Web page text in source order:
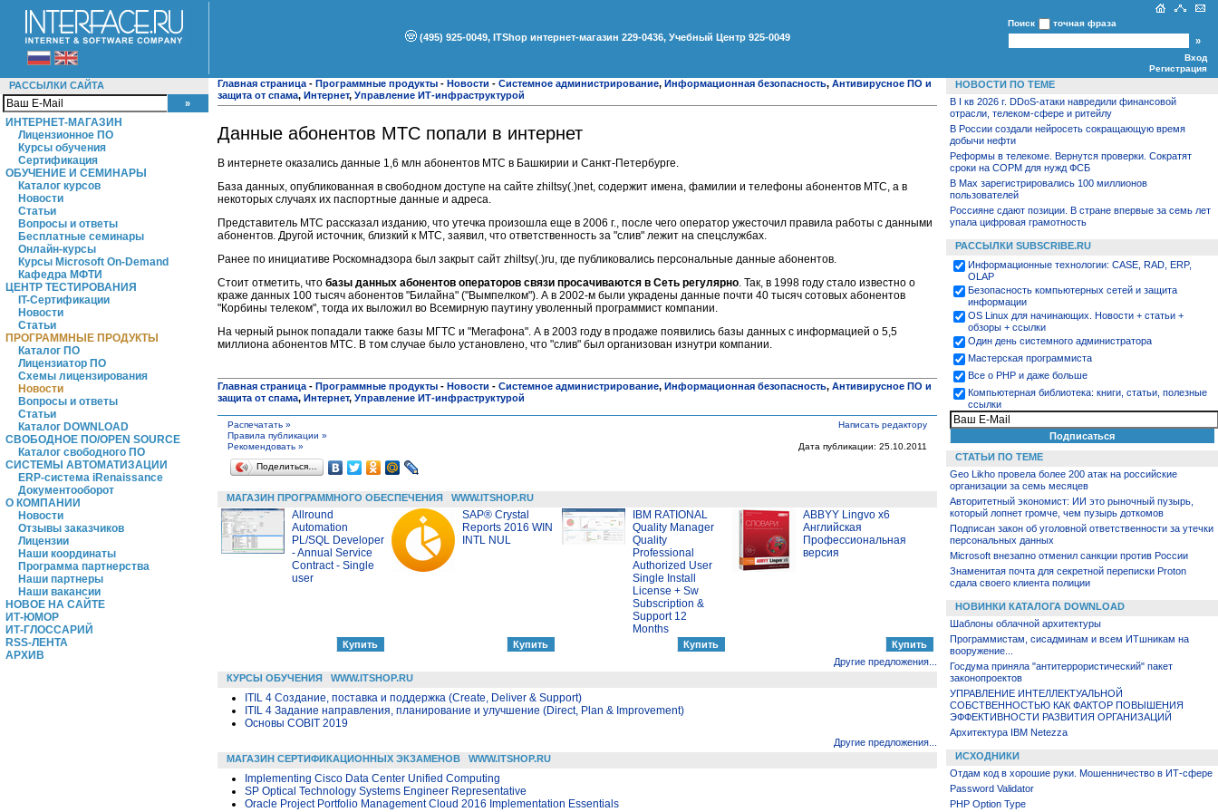
(495) 925-0049, ITShop интернет-магазин 229-0436, Учебный Центр 925-0049
Поиск точная фраза
Вход
Регистрация
РАССЫЛКИ САЙТА
ИНТЕРНЕТ-МАГАЗИН
Лицензионное ПО
Курсы обучения
Сертификация
ОБУЧЕНИЕ И СЕМИНАРЫ
Каталог курсов
Новости
Статьи
Вопросы и ответы
Бесплатные семинары
Онлайн-курсы
Курсы Microsoft On-Demand
Кафедра МФТИ
ЦЕНТР ТЕСТИРОВАНИЯ
IT-Сертификации
Новости
Статьи
ПРОГРАММНЫЕ ПРОДУКТЫ
Каталог ПО
Лицензиатор ПО
Схемы лицензирования
Новости
Вопросы и ответы
Статьи
Каталог DOWNLOAD
СВОБОДНОЕ ПО/OPEN SOURCE
Каталог свободного ПО
СИСТЕМЫ АВТОМАТИЗАЦИИ
ERP-система iRenaissance
Документооборот
О КОМПАНИИ
Новости
Отзывы заказчиков
Лицензии
Наши координаты
Программа партнерства
Наши партнеры
Наши вакансии
НОВОЕ НА САЙТЕ
ИТ-ЮМОР
ИТ-ГЛОССАРИЙ
RSS-ЛЕНТА
АРХИВ
Главная страница - Программные продукты - Новости - Системное администрирование, Информационная безопасность, Антивирусное ПО и
защита от спама, Интернет, Управление ИТ-инфраструктурой
Данные абонентов МТС попали в интернет
В интернете оказались данные 1,6 млн абонентов МТС в Башкирии и Санкт-Петербурге.
База данных, опубликованная в свободном доступе на сайте zhiltsy(.)net, содержит имена, фамилии и телефоны абонентов МТС, а в
некоторых случаях их паспортные данные и адреса.
Представитель МТС рассказал изданию, что утечка произошла еще в 2006 г., после чего оператор ужесточил правила работы с данными
абонентов. Другой источник, близкий к МТС, заявил, что ответственность за "слив" лежит на спецслужбах.
Ранее по инициативе Роскомнадзора был закрыт сайт zhiltsy(.)ru, где публиковались персональные данные абонентов.
Стоит отметить, что базы данных абонентов операторов связи просачиваются в Сеть регулярно . Так, в 1998 году стало известно о
краже данных 100 тысяч абонентов "Билайна" ("Вымпелком"). А в 2002-м были украдены данные почти 40 тысяч сотовых абонентов
"Корбины телеком", тогда их выложил во Всемирную паутину уволенный программист компании.
На черный рынок попадали также базы МГТС и "Мегафона". А в 2003 году в продаже появились базы данных с информацией о 5,5
миллиона абонентов МТС. В том случае было установлено, что "слив" был организован изнутри компании.
Главная страница - Программные продукты - Новости - Системное администрирование, Информационная безопасность, Антивирусное ПО и
защита от спама, Интернет, Управление ИТ-инфраструктурой
Распечатать »
Правила публикации »
Написать редактору
Рекомендовать »
Дата публикации: 25.10.2011
Поделиться…
МАГАЗИН ПРОГРАММНОГО ОБЕСПЕЧЕНИЯ WWW.ITSHOP.RU
Allround
Automation
PL/SQL Developer
- Annual Service
Contract - Single
user
SAP® Crystal
Reports 2016 WIN
INTL NUL
IBM RATIONAL
Quality Manager
Quality
Professional
Authorized User
Single Install
License + Sw
Subscription &
Support 12
Months
ABBYY Lingvo x6
Английская
Профессиональная
версия
Другие предложения...
КУРСЫ ОБУЧЕНИЯ
WWW.ITSHOP.RU
ITIL 4 Создание, поставка и поддержка (Create, Deliver & Support)
ITIL 4 Задание направления, планирование и улучшение (Direct, Plan & Improvement)
Основы COBIT 2019
Другие предложения...
МАГАЗИН СЕРТИФИКАЦИОННЫХ ЭКЗАМЕНОВ
WWW.ITSHOP.RU
Implementing Cisco Data Center Unified Computing
SP Optical Technology Systems Engineer Representative
Oracle Project Portfolio Management Cloud 2016 Implementation Essentials
НОВОСТИ ПО ТЕМЕ
В I кв 2026 г. DDoS-атаки навредили финансовой
отрасли, телеком-сфере и ритейлу
В России создали нейросеть сокращающую время
добычи нефти
Реформы в телекоме. Вернутся проверки. Сократят
сроки на СОРМ для нужд ФСБ
В Max зарегистрировались 100 миллионов
пользователей
Россияне сдают позиции. В стране впервые за семь лет
упала цифровая грамотность
РАССЫЛКИ SUBSCRIBE.RU
Информационные технологии: CASE, RAD, ERP,
OLAP
Безопасность компьютерных сетей и защита
информации
OS Linux для начинающих. Новости + статьи +
обзоры + ссылки
Один день системного администратора
Мастерская программиста
Все о PHP и даже больше
Компьютерная библиотека: книги, статьи, полезные
ссылки
СТАТЬИ ПО ТЕМЕ
Geo Likho провела более 200 атак на российские
организации за семь месяцев
Авторитетный экономист: ИИ это рыночный пузырь,
который лопнет громче, чем пузырь доткомов
Подписан закон об уголовной ответственности за утечки
персональных данных
Microsoft внезапно отменил санкции против России
Знаменитая почта для секретной переписки Proton
сдала своего клиента полиции
НОВИНКИ КАТАЛОГА DOWNLOAD
Шаблоны облачной архитектуры
Программистам, сисадминам и всем ИТшникам на
вооружение...
Госдума приняла "антитеррористический" пакет
законопроектов
УПРАВЛЕНИЕ ИНТЕЛЛЕКТУАЛЬНОЙ
СОБСТВЕННОСТЬЮ КАК ФАКТОР ПОВЫШЕНИЯ
ЭФФЕКТИВНОСТИ РАЗВИТИЯ ОРГАНИЗАЦИЙ
Архитектура IBM Netezza
ИСХОДНИКИ
Отдам код в хорошие руки. Мошенничество в ИТ-сфере
Password Validator
PHP Option Type